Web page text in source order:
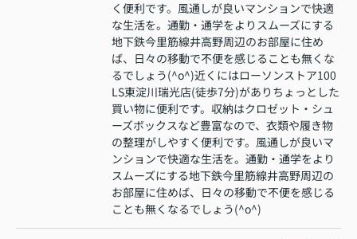
く便利です。風通しが良いマンションで快適
な生活を。通勤・通学をよりスムーズにする
地下鉄今里筋線井高野周辺のお部屋に住め
ば、日々の移動で不便を感じることも無くな
るでしょう(^o^)近くにはローソンストア100
LS東淀川瑞光店(徒歩7分)がありちょっとした
買い物に便利です。収納はクロゼット・シュ
ーズボックスなど豊富なので、衣類や履き物
の整理がしやすく便利です。風通しが良いマ
ンションで快適な生活を。通勤・通学をより
スムーズにする地下鉄今里筋線井高野周辺の
お部屋に住めば、日々の移動で不便を感じる
ことも無くなるでしょう(^o^)